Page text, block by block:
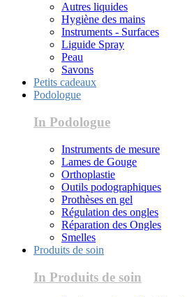
Autres liquides
Hygiène des mains
Instruments - Surfaces
Liguide Spray
Peau
Savons
Petits cadeaux
Podologue
In Podologue
Instruments de mesure
Lames de Gouge
Orthoplastie
Outils podographiques
Prothèses en gel
Régulation des ongles
Réparation des Ongles
Smelles
Produits de soin
In Produits de soin